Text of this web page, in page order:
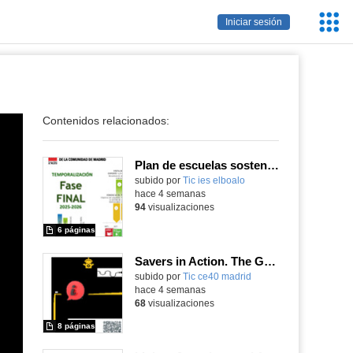
Iniciar sesión
Contenidos relacionados:
Plan de escuelas sostenibles comunidad de Madrid
subido por Tic ies elboalo
6 páginas
-
hace 4 semanas
94visualizaciones
Savers in Action. The Great Financial Adventure.
subido por Tic ce40 madrid
8 páginas
hace 4 semanas
68visualizaciones